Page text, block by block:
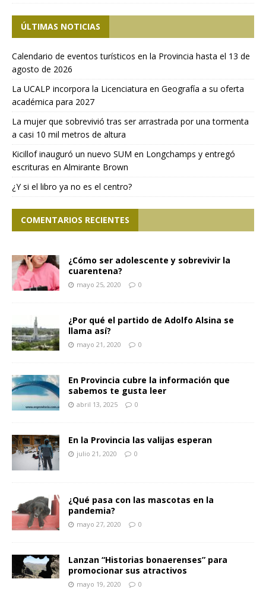
ÚLTIMAS NOTICIAS
Calendario de eventos turísticos en la Provincia hasta el 13 de
agosto de 2026
La UCALP incorpora la Licenciatura en Geografía a su oferta
académica para 2027
La mujer que sobrevivió tras ser arrastrada por una tormenta
a casi 10 mil metros de altura
Kicillof inauguró un nuevo SUM en Longchamps y entregó
escrituras en Almirante Brown
¿Y si el libro ya no es el centro?
COMENTARIOS RECIENTES
¿Cómo ser adolescente y sobrevivir la
cuarentena?
mayo 25, 2020 0
¿Por qué el partido de Adolfo Alsina se
llama así?
mayo 21, 2020 0
En Provincia cubre la información que
sabemos te gusta leer
abril 13, 2025 0
En la Provincia las valijas esperan
julio 21, 2020 0
¿Qué pasa con las mascotas en la
pandemia?
mayo 27, 2020 0
Lanzan “Historias bonaerenses” para
promocionar sus atractivos
mayo 19, 2020 0